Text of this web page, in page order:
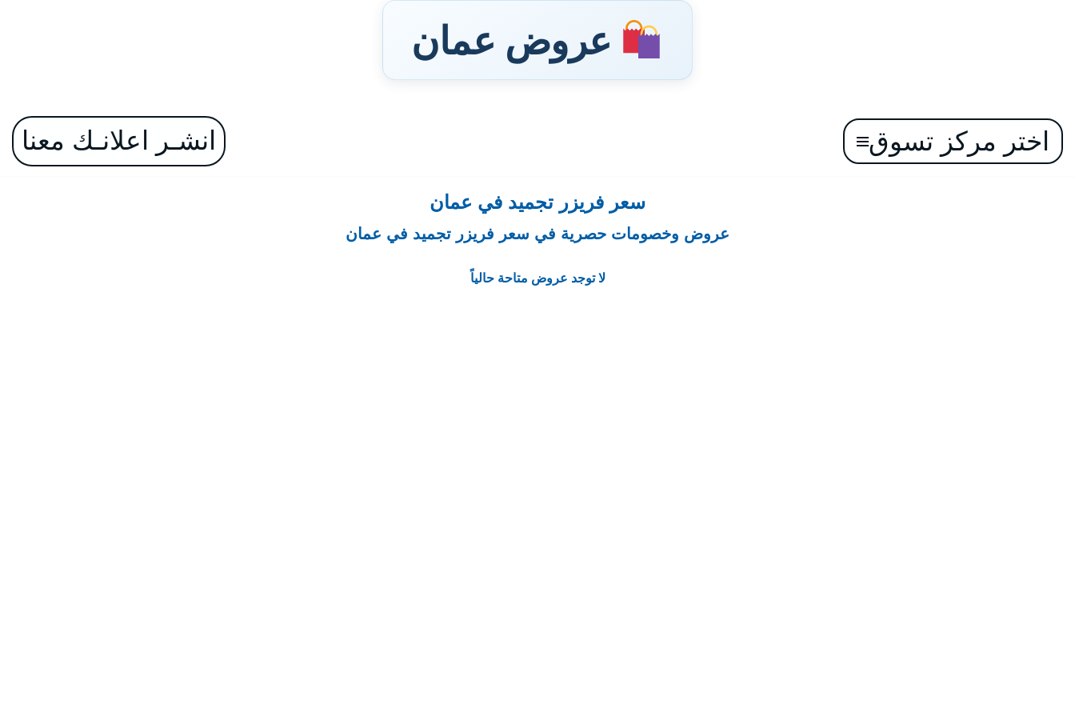
عروض عمان
تخطىاختر مركز تسوق انشـر اعلانـك معنا
سعر فريزر تجميد في عمان
عروض وخصومات حصرية في سعر فريزر تجميد في عمان
لا توجد عروض متاحة حالياً